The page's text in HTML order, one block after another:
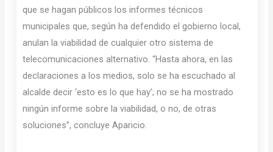
que se hagan públicos los informes técnicos
municipales que, según ha defendido el gobierno local,
anulan la viabilidad de cualquier otro sistema de
telecomunicaciones alternativo. “Hasta ahora, en las
declaraciones a los medios, solo se ha escuchado al
alcalde decir ‘esto es lo que hay’; no se ha mostrado
ningún informe sobre la viabilidad, o no, de otras
soluciones”, concluye Aparicio.